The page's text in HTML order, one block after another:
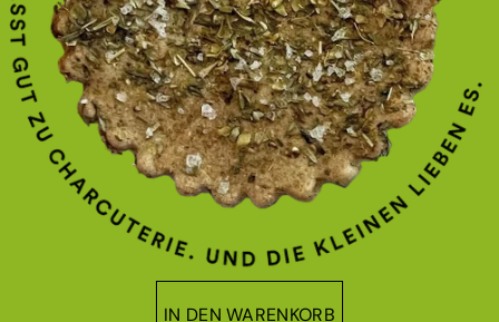
IN DEN WARENKORB